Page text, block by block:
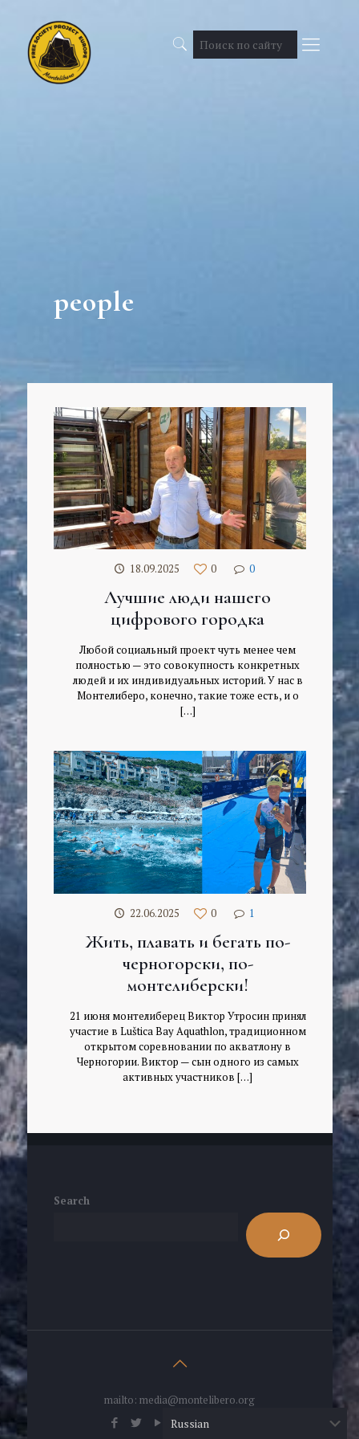
people
18.09.2025 0 0
Лучшие люди нашего
цифрового городка
Любой социальный проект чуть менее чем
полностью — это совокупность конкретных
людей и их индивидуальных историй. У нас в
Монтелиберо, конечно, такие тоже есть, и о
[…]
22.06.2025 0 1
Жить, плавать и бегать по-
черногорски, по-
монтелиберски!
21 июня монтелиберец Виктор Утросин принял
участие в Luštica Bay Aquathlon, традиционном
открытом соревновании по акватлону в
Черногории. Виктор — сын одного из самых
активных участников […]
Search
mailto: media@montelibero.org